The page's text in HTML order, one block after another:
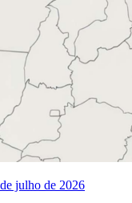
julho de 2026